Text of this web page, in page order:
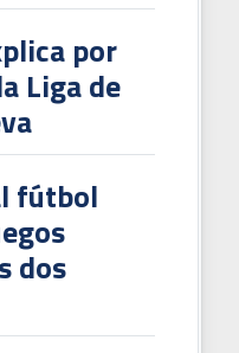
por
Liga de
fútbol
dos